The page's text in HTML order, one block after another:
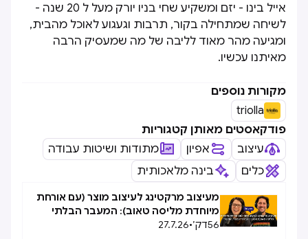
אייל בינו - יזם ומשקיע שחי בניו יורק מעל ל 20 שנה -
לשיחה שמתחילה בקור, תרבות וגעגוע לאוכל מהבית,
ומגיעה מהר מאוד לליבה של מה שמעסיק הרבה
מאיתנו עכשיו.
מקורות נוספים
triolla
פודקאסטים מאותן קטגוריות
עיצוב
אפיון
מתודות ושיטות עבודה
כלים
בינה מלאכותית
מעיצוב מרקטינג לעיצוב מוצר (עם אורחת
מיוחדת מליסה טאוב): המעבר הבלתי
אפשרי, אפשרי
56דק׳•
27.7.26